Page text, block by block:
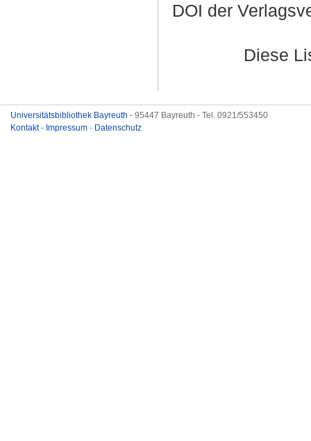
DOI der
Diese
Universitätsbibliothek Bayreuth - 95447 Bayreuth - Tel. 0921/553450
Kontakt- Impressum - Datenschutz